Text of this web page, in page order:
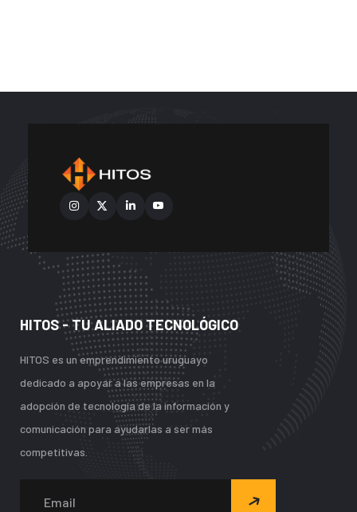
HITOS - TU ALIADO TECNOLÓGICO
HITOS es un emprendimiento uruguayo
dedicado a apoyar a las empresas en la
adopción de tecnología de la información y
comunicación para ayudarlas a ser más
competitivas.